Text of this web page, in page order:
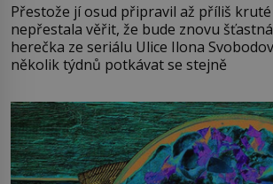
Přestože jí osud připravil až příliš
nepřestala věřit, že bude znovu šťastná.
herečka ze seriálu Ulice Ilona
několik týdnů potkávat se stejně